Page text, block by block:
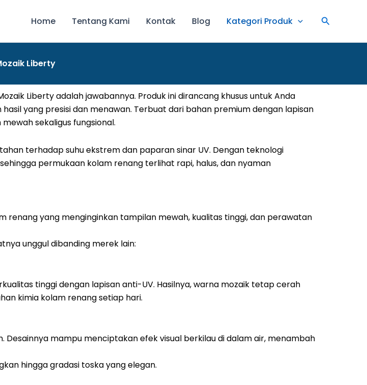
Home Tentang Kami Kontak Blog Kategori Produk Search
Liberty
Liberty adalah jawabannya. Produk ini dirancang khusus untuk Anda
yang presisi dan menawan. Terbuat dari bahan premium dengan lapisan
sekaligus fungsional.
terhadap suhu ekstrem dan paparan sinar UV. Dengan teknologi
permukaan kolam renang terlihat rapi, halus, dan nyaman
renang yang menginginkan tampilan mewah, kualitas tinggi, dan perawatan
unggul dibanding merek lain:
tinggi dengan lapisan anti-UV. Hasilnya, warna mozaik tetap cerah
kimia kolam renang setiap hari.
Desainnya mampu menciptakan efek visual berkilau di dalam air, menambah
hingga gradasi toska yang elegan.